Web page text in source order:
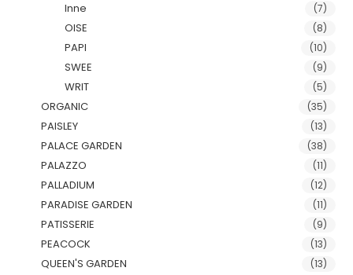
Inne (7)
OISE (8)
PAPI (10)
SWEE (9)
WRIT (5)
ORGANIC (35)
PAISLEY (13)
PALACE GARDEN (38)
PALAZZO (11)
PALLADIUM (12)
PARADISE GARDEN (11)
PATISSERIE (9)
PEACOCK (13)
QUEEN'S GARDEN (13)